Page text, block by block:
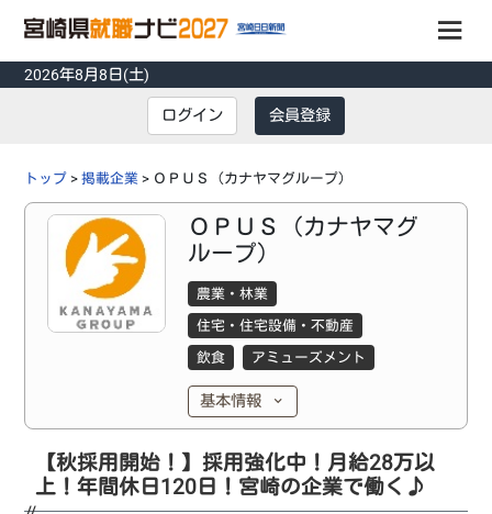
会員登録
掲載企業
採用担当者に聞く
説明会
試験情報
2026年8月8日(土)
ログイン 会員登録
トップ >掲載企業 > ＯＰＵＳ（カナヤマグループ）
ＯＰＵＳ（カナヤマグ
ループ）
農業・林業
住宅・住宅設備・不動産
飲食
アミューズメント
基本情報
【秋採用開始！】採用強化中！月給28万以
上！年間休日120日！宮崎の企業で働く♪